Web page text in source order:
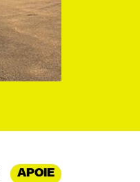
APOIE